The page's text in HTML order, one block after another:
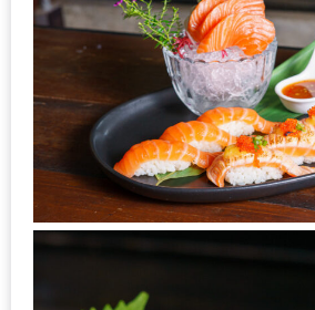
ANNA
FARM
เอาชนะ
ใจ
กรรมการ
จาก
THE